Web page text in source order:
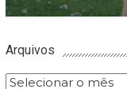
Arquivos
Arquivos